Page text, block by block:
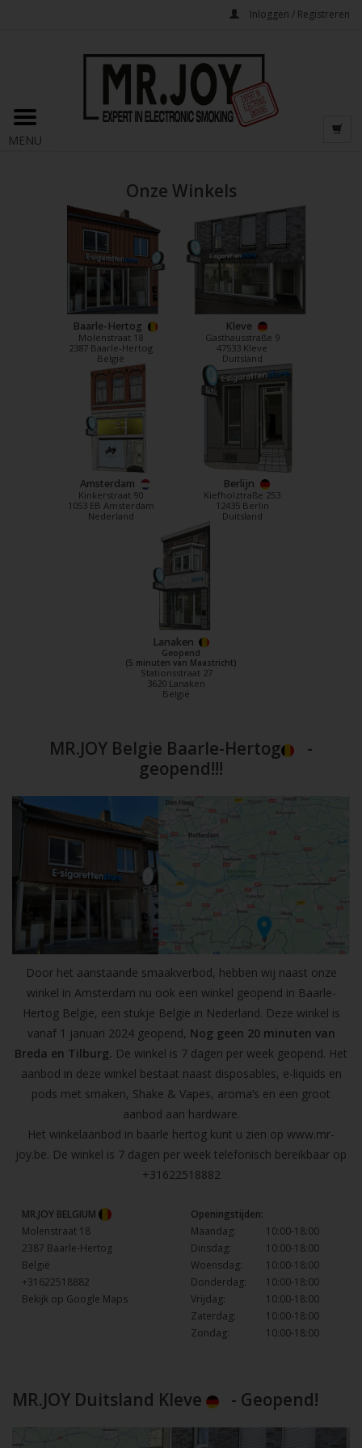
Inloggen / Registreren
MENU
Onze Winkels
Baarle-Hertog
Molenstraat 18
2387 Baarle-Hertog
België
Kleve
Gasthausstraße 9
47533 Kleve
Duitsland
Amsterdam
Kinkerstraat 90
1053 EB Amsterdam
Nederland
Berlijn
Kiefholztraße 253
12435 Berlin
Duitsland
Lanaken
Geopend
(5 minuten van Maastricht)
Stationsstraat 27
3620 Lanaken
België
MR.JOY Belgie Baarle-Hertog
-
geopend!!!
Door het aanstaande smaakverbod, hebben wij naast onze
winkel in Amsterdam nu ook een winkel geopend in Baarle-
Hertog Belgie, een stukje Belgie in Nederland. Deze winkel is
vanaf 1 januari 2024 geopend, Nog geen 20 minuten van
Breda en Tilburg. De winkel is 7 dagen per week geopend. Het
aanbod in deze winkel bestaat naast disposables, e-liquids en
pods met smaken, Shake & Vapes, aroma’s en een groot
aanbod aan hardware.
Het winkelaanbod in baarle hertog kunt u zien op www.mr-
joy.be. De winkel is 7 dagen per week telefonisch bereikbaar op
+31622518882
MR.JOY BELGIUM
Molenstraat 18
2387 Baarle-Hertog
België
+31622518882
Bekijk op Google Maps
Openingstijden:
Maandag:
10:00-18:00
Dinsdag:
10:00-18:00
Woensdag:
10:00-18:00
Donderdag:
10:00-18:00
Vrijdag:
10:00-18:00
Zaterdag:
10:00-18:00
Zondag:
10:00-18:00
MR.JOY Duitsland Kleve - Geopend!